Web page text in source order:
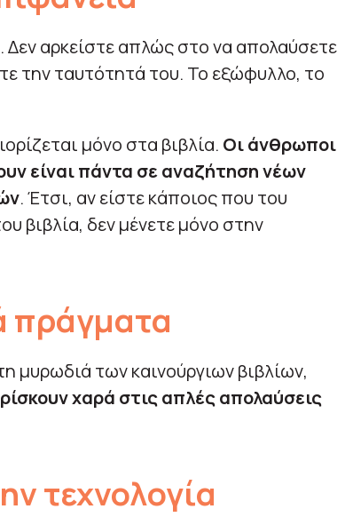
Δεν αρκείστε απλώς στο να απολαύσετε
την ταυτότητά του. Το εξώφυλλο, το
μόνο στα βιβλία. Οι άνθρωποι
είναι πάντα σε αναζήτηση νέων
. Έτσι, αν είστε κάποιος που του
βιβλία, δεν μένετε μόνο στην
πράγματα
μυρωδιά των καινούργιων βιβλίων,
χαρά στις απλές απολαύσεις
τεχνολογία